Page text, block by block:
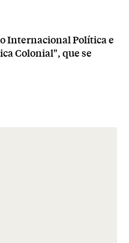
Internacional Política e
Colonial", que se